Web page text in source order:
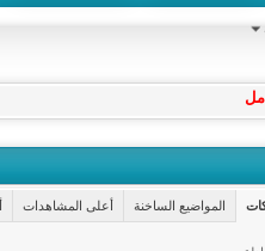
المواضيع الساخنة أعلى المشاهدات